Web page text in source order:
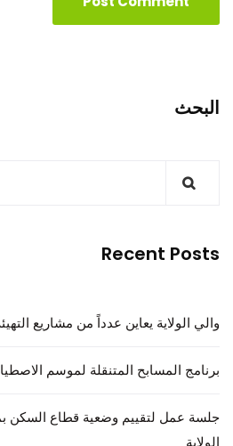
البحث
Recent Posts
والي الولاية يعاين عدداً من مشاريع
برنامج المسابح المتنقلة لموسم الاصطياف
جلسة عمل لتقييم وضعية قطاع السكن
الولاية